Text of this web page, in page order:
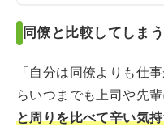
同僚と比較してしまう
「自分は同僚よりも仕
らいつまでも上司や先
と周りを比べて辛い気